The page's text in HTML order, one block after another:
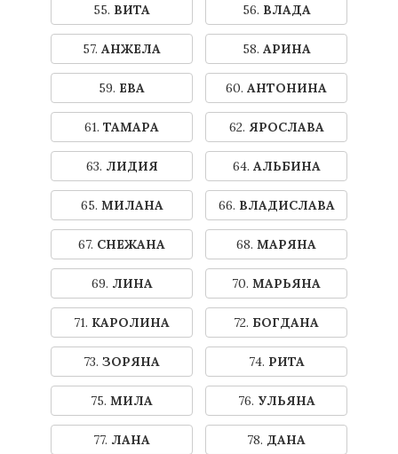
55. ВИТА 56. ВЛАДА
57. АНЖЕЛА 58. АРИНА
59. ЕВА 60. АНТОНИНА
61. ТАМАРА 62. ЯРОСЛАВА
63. ЛИДИЯ 64. АЛЬБИНА
65. МИЛАНА 66. ВЛАДИСЛАВА
67. СНЕЖАНА 68. МАРЯНА
69. ЛИНА 70. МАРЬЯНА
71. КАРОЛИНА 72. БОГДАНА
73. ЗОРЯНА 74. РИТА
75. МИЛА 76. УЛЬЯНА
77. ЛАНА 78. ДАНА